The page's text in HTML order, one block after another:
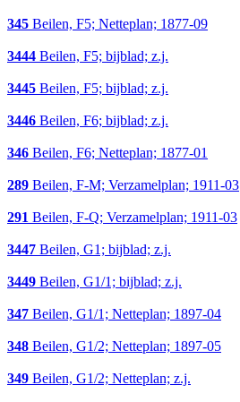
345 Beilen, F5; Netteplan; 1877-09
3444 Beilen, F5; bijblad; z.j.
3445 Beilen, F5; bijblad; z.j.
3446 Beilen, F6; bijblad; z.j.
346 Beilen, F6; Netteplan; 1877-01
289 Beilen, F-M; Verzamelplan; 1911-03
291 Beilen, F-Q; Verzamelplan; 1911-03
3447 Beilen, G1; bijblad; z.j.
3449 Beilen, G1/1; bijblad; z.j.
347 Beilen, G1/1; Netteplan; 1897-04
348 Beilen, G1/2; Netteplan; 1897-05
349 Beilen, G1/2; Netteplan; z.j.